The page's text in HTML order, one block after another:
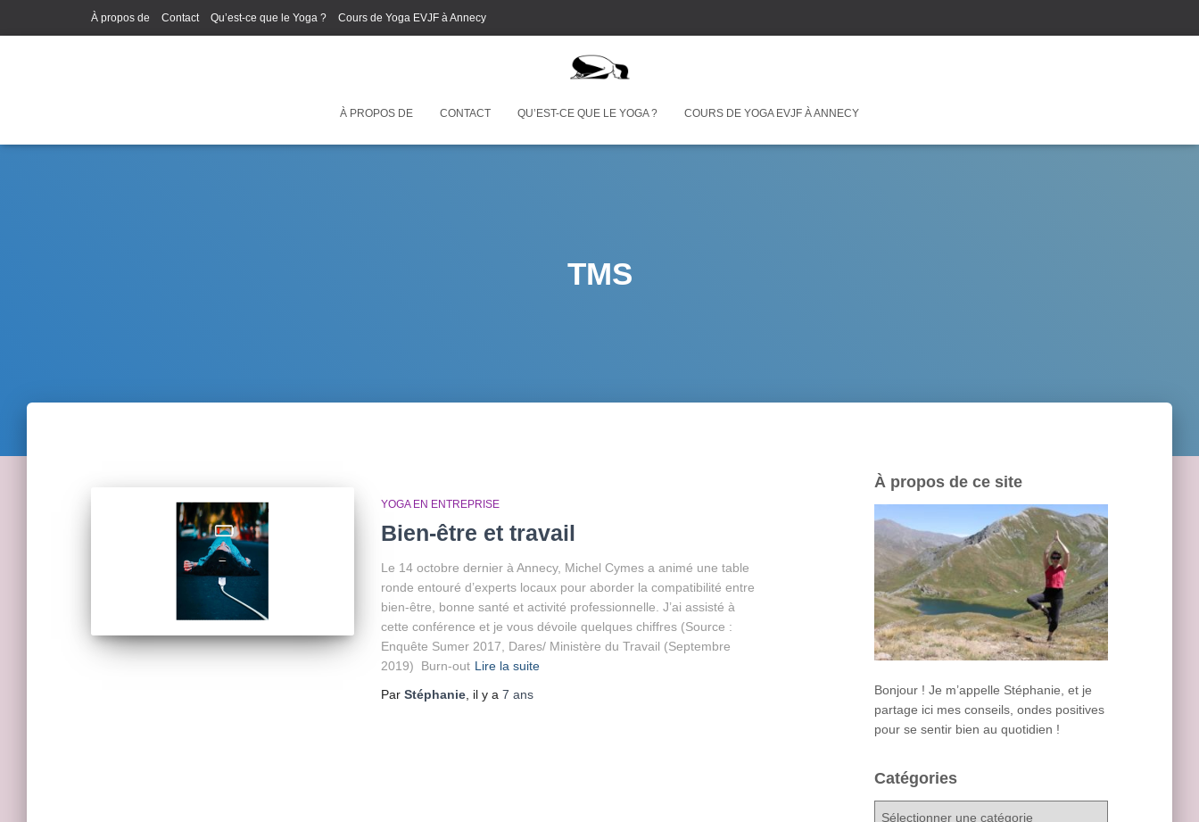
À propos de Contact Qu’est-ce que le Yoga ? Cours de Yoga EVJF à Annecy
À PROPOS DE CONTACT QU’EST-CE QUE LE YOGA ? COURS DE YOGA EVJF À ANNECY
TMS
YOGA EN ENTREPRISE
Bien-être et travail
Le 14 octobre dernier à Annecy, Michel Cymes a animé une table
ronde entouré d’experts locaux pour aborder la compatibilité entre
bien-être, bonne santé et activité professionnelle. J’ai assisté à
cette conférence et je vous dévoile quelques chiffres (Source :
Enquête Sumer 2017, Dares/ Ministère du Travail (Septembre
2019) Burn-out Lire la suite
Par Stéphanie , il y a 7 ans
À propos de ce site
Bonjour ! Je m’appelle Stéphanie, et je
partage ici mes conseils, ondes positives
pour se sentir bien au quotidien !
Catégories